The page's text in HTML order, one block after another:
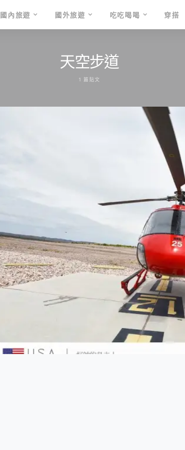
國內旅遊 國外旅遊 吃吃喝喝 穿搭
天空步道
1 篇貼文